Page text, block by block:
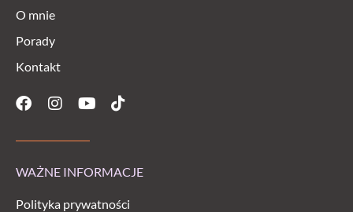
O mnie
Porady
Kontakt
FacebookInstagram
YoutubeTiktok
WAŻNE INFORMACJE
Polityka prywatności